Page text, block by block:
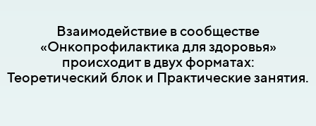
Взаимодействие в сообществе
«Онкопрофилактика для здоровья»
происходит в двух форматах:
Теоретический блок и Практические занятия.